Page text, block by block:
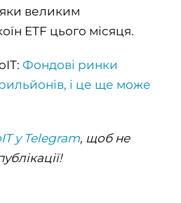
великим
ETF цього місяця.
Фондові ринки
і це ще може
у Telegram, щоб не